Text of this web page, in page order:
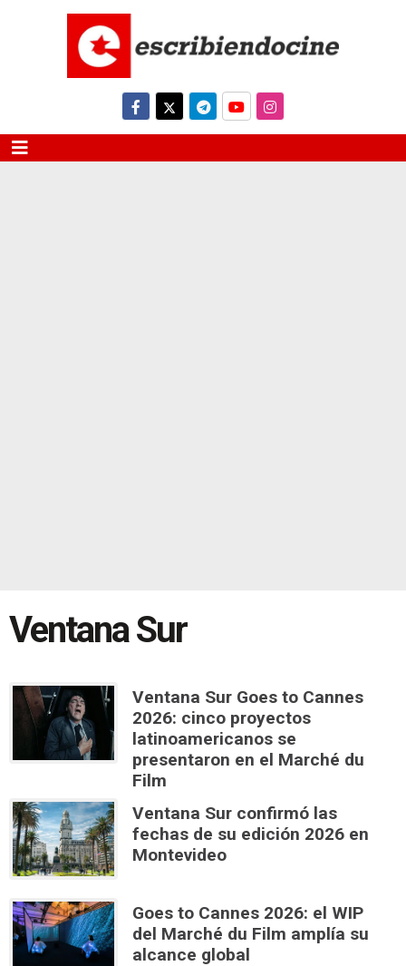
Ventana Sur
Ventana Sur Goes to Cannes
2026: cinco proyectos
latinoamericanos se
presentaron en el Marché du
Film
Ventana Sur confirmó las
fechas de su edición 2026 en
Montevideo
Goes to Cannes 2026: el WIP
del Marché du Film amplía su
alcance global